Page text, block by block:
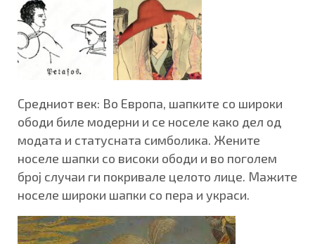
Средниот век: Во Европа, шапките со широки
ободи биле модерни и се носеле како дел од
модата и статусната симболика. Жените
носеле шапки со високи ободи и во поголем
број случаи ги покривале целото лице. Мажите
носеле широки шапки со пера и украси.